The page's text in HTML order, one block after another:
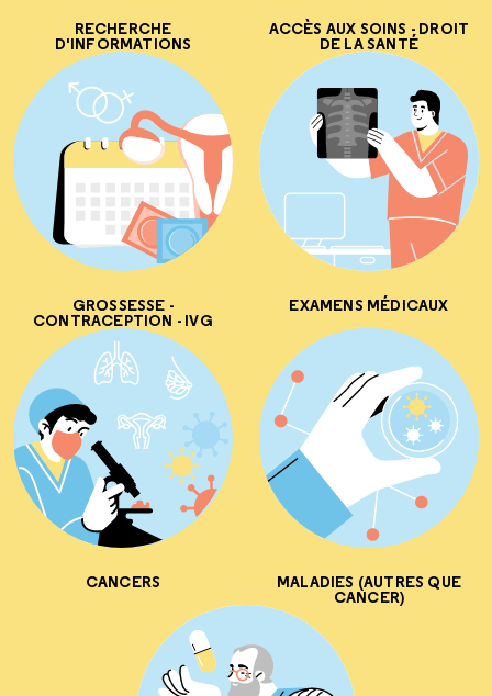
RECHERCHE
D'INFORMATIONS
ACCÈS AUX SOINS - DROIT
DE LA SANTÉ
GROSSESSE -
CONTRACEPTION - IVG
EXAMENS MÉDICAUX
CANCERS MALADIES (AUTRES QUE
CANCER)